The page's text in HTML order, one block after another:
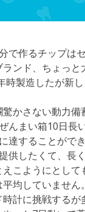
で作るチップは
ンド、ちょっ
製造したが新
かさない動力
んまい箱10日長
達することがで
供したくて、長
こようにとし
均していませ
計に挑戦する